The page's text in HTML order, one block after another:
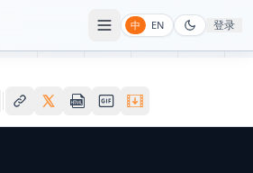
中 EN 登录